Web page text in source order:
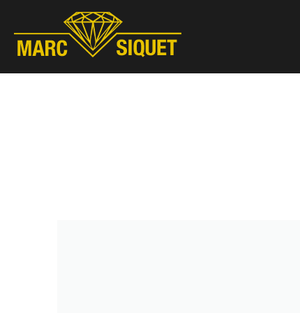
Marc Siquet - Goldschmied
Goldschmied - Juwelier * Orfèvre - Joaillier * Goudsmid